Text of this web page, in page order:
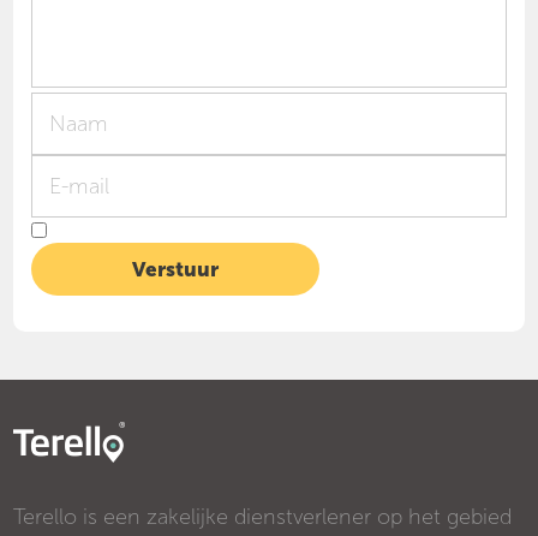
Terello is een zakelijke dienstverlener op het gebied